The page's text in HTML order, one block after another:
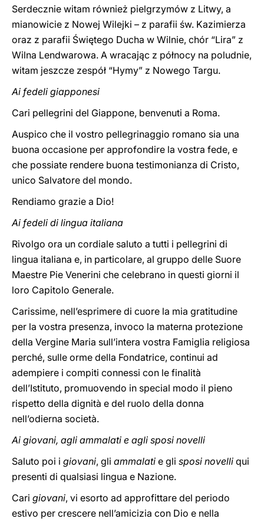
Serdecznie witam również pielgrzymów z Litwy, a
mianowicie z Nowej Wilejki – z parafii św. Kazimierza
oraz z parafii Świętego Ducha w Wilnie, chór “Lira” z
Wilna Lendwarowa. A wracając z północy na poludnie,
witam jeszcze zespół “Hymy” z Nowego Targu.
Ai fedeli giapponesi
Cari pellegrini del Giappone, benvenuti a Roma.
Auspico che il vostro pellegrinaggio romano sia una
buona occasione per approfondire la vostra fede, e
che possiate rendere buona testimonianza di Cristo,
unico Salvatore del mondo.
Rendiamo grazie a Dio!
Ai fedeli di lingua italiana
Rivolgo ora un cordiale saluto a tutti i pellegrini di
lingua italiana e, in particolare, al gruppo delle Suore
Maestre Pie Venerini che celebrano in questi giorni il
loro Capitolo Generale.
Carissime, nell’esprimere di cuore la mia gratitudine
per la vostra presenza, invoco la materna protezione
della Vergine Maria sull’intera vostra Famiglia religiosa
perché, sulle orme della Fondatrice, continui ad
adempiere i compiti connessi con le finalità
dell’Istituto, promuovendo in special modo il pieno
rispetto della dignità e del ruolo della donna
nell’odierna società.
Ai giovani, agli ammalati e agli sposi novelli
Saluto poi i giovani, gli ammalati e gli sposi novelli qui
presenti di qualsiasi lingua e Nazione.
Cari giovani, vi esorto ad approfittare del periodo
estivo per crescere nell’amicizia con Dio e nella